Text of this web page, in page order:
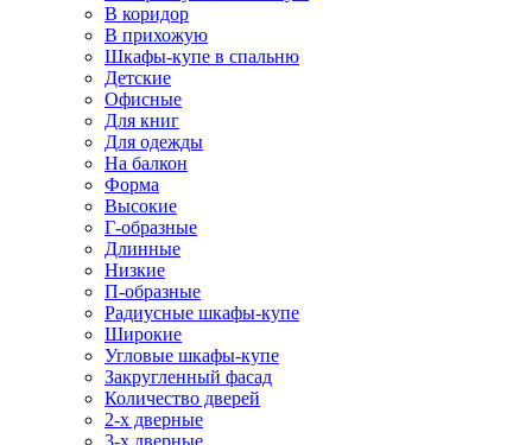
В коридор
В прихожую
Шкафы-купе в спальню
Детские
Офисные
Для книг
Для одежды
На балкон
Форма
Высокие
Г-образные
Длинные
Низкие
П-образные
Радиусные шкафы-купе
Широкие
Угловые шкафы-купе
Закругленный фасад
Количество дверей
2-х дверные
3-х дверные